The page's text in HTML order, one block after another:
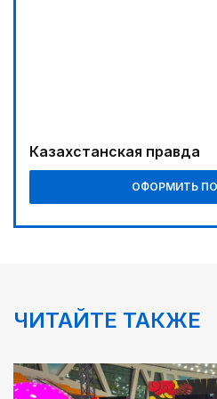
05:30
Каникулы в седле
06:00
Пора получать из
Предвыборные
итоги онлайн-голосования
Казахстанская правда
ОФОРМИТЬ
ЧИТАЙТЕ ТАКЖЕ